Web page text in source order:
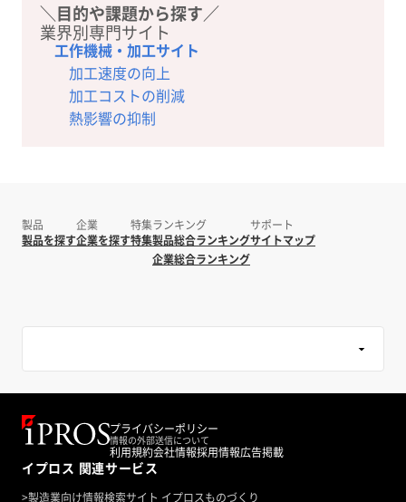
＼目的や課題から探す／
業界別専門サイト
工作機械・加工サイト
加工速度の向上
加工コストの削減
熱影響の抑制
製品
製品を探す
企業
企業を探す
特集
特集
ランキング
製品総合ランキング
企業総合ランキング
サポート
サイトマップ
プライバシーポリシー
情報の外部送信について
利用規約会社情報採用情報広告掲載
イプロス 関連サービス
>製造業向け情報検索サイト イプロスものづくり